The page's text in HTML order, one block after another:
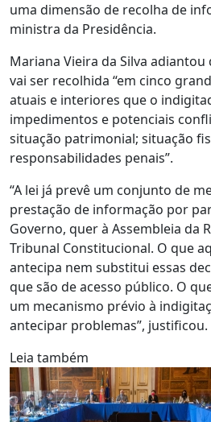
uma dimensão de recolha de
ministra da Presidência.
Mariana Vieira da Silva
vai ser recolhida “em cinco
atuais e interiores que o
impedimentos e potenciais
situação patrimonial; situação
responsabilidades penais”.
“A lei já prevê um conjunto de
prestação de informação por
Governo, quer à Assembleia da
Tribunal Constitucional. O que
antecipa nem substitui essas
que são de acesso público. O
um mecanismo prévio à
antecipar problemas”, justificou.
Leia também